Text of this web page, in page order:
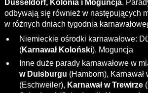
Düsseldorf, Kolonia i Moguncja.
odbywają się również w następujących
w różnych dniach tygodnia
Niemieckie ośrodki karnawałowe:
(Karnawał Koloński), Moguncja
Inne duże parady karnawałowe w
w Duisburgu (Hamborn), Karnawał
(Eschweiler), Karnawał w Trewirze